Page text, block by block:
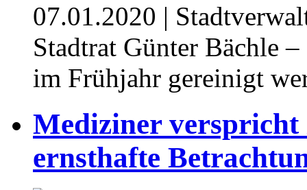
07.01.2020 |
Stadtrat Günter Bächle
im Frühjahr gereinigt
Mediziner verspricht
ernsthafte